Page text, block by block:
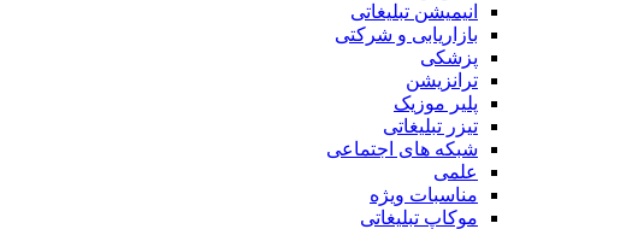
انیمیشن تبلیغاتی
بازاریابی و شرکتی
پزشکی
ترانزیشن
پلیر موزیک
تیزر تبلیغاتی
شبکه های اجتماعی
علمی
مناسبات ویژه
موکاپ تبلیغاتی